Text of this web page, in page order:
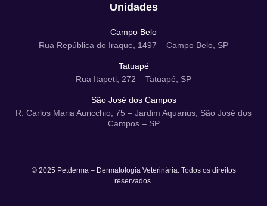
Unidades
Campo Belo
Rua República do Iraque, 1497 – Campo Belo, SP
Tatuapé
Rua Itapeti, 272 – Tatuapé, SP
São José dos Campos
R. Carlos Maria Auricchio, 75 – Jardim Aquarius, São José dos
Campos – SP
© 2025 Petderma – Dermatologia Veterinária. Todos os direitos
reservados.